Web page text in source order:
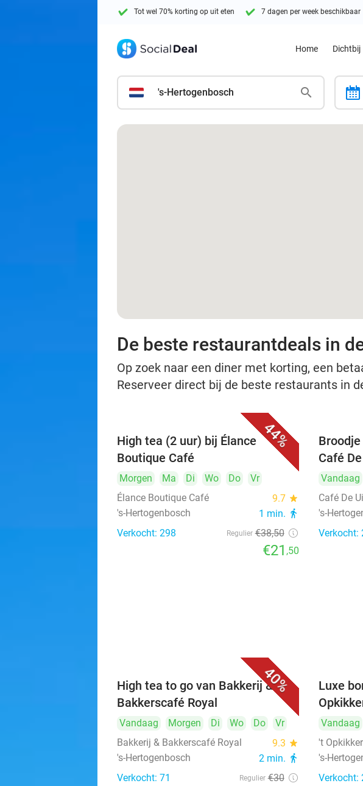
Tot wel 70% korting op uit eten 7 dagen per week beschikbaar
Home Dichtbij
's-Hertogenbosch calendar
De beste restaurantdeals in
Op zoek naar een diner met korting, een
Reserveer direct bij de beste restaurants in
44%
High tea (2 uur) bij Élance
Boutique Café
Morgen Ma Di Wo Do
Vr
Élance Boutique Café
9.7 star
's-Hertogenbosch 1 min. directions_walk
Verkocht: 298 Regulier €38,50
€21 ,50
Café
Vandaag
Café De
's-
Verkocht:
40%
High tea to go van Bakkerij &
Bakkerscafé Royal
Vandaag Morgen Di Wo Do
Vr
Bakkerij & Bakkerscafé Royal
9.3 star
's-Hertogenbosch 2 min. directions_walk
Verkocht: 71 Regulier €30
Luxe
Vandaag
't
's-
Verkocht: